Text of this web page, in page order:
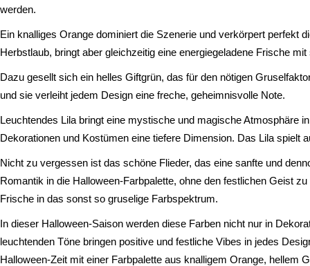
werden.
Ein knalliges Orange dominiert die Szenerie und verkörpert perfekt
Herbstlaub, bringt aber gleichzeitig eine energiegeladene Frische
Dazu gesellt sich ein helles Giftgrün, das für den nötigen
und sie verleiht jedem Design eine freche, geheimnisvolle Note.
Leuchtendes Lila bringt eine mystische und magische Atmosphäre
Dekorationen und Kostümen eine tiefere Dimension. Das Lila
Nicht zu vergessen ist das schöne Flieder, das eine sanfte und
Romantik in die Halloween-Farbpalette, ohne den festlichen Geist
Frische in das sonst so gruselige Farbspektrum.
In dieser Halloween-Saison werden diese Farben nicht nur in
leuchtenden Töne bringen positive und festliche Vibes in jedes
Halloween-Zeit mit einer Farbpalette aus knalligem Orange, hellem